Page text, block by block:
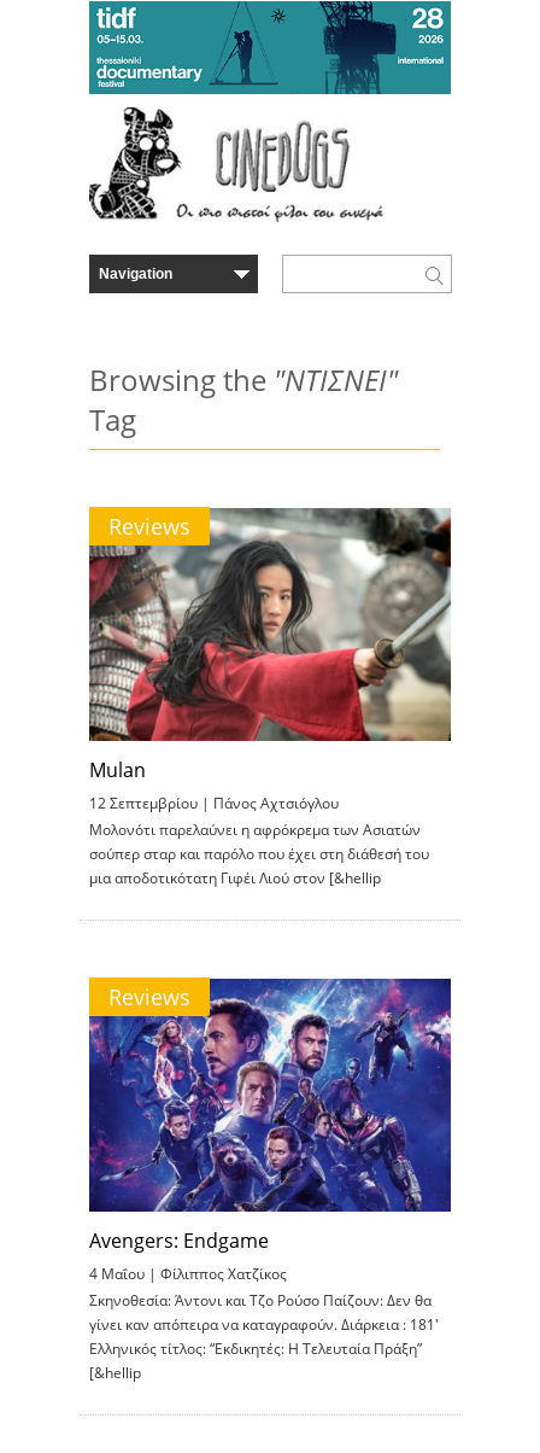
Browsing the "ΝΤΙΣΝΕΙ"
Tag
Reviews
Mulan
12 Σεπτεμβρίου | Πάνος Αχτσιόγλου
Μολονότι παρελαύνει η αφρόκρεμα των Ασιατών
σούπερ σταρ και παρόλο που έχει στη διάθεσή του
μια αποδοτικότατη Γιφέι Λιού στον [&hellip
Reviews
Avengers: Endgame
4 Μαΐου | Φίλιππος Χατζίκος
Σκηνοθεσία: Άντονι και Τζο Ρούσο Παίζουν: Δεν θα
γίνει καν απόπειρα να καταγραφούν. Διάρκεια : 181′
Ελληνικός τίτλος: “Εκδικητές: Η Τελευταία Πράξη”
[&hellip